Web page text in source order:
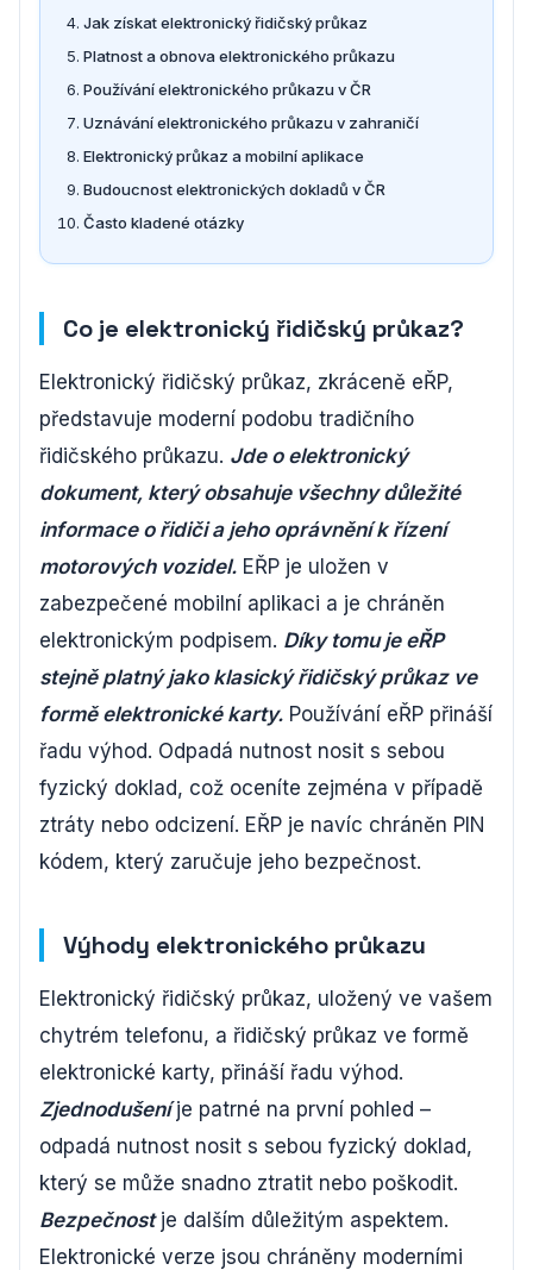
Jak získat elektronický řidičský průkaz
Platnost a obnova elektronického průkazu
Používání elektronického průkazu v ČR
Uznávání elektronického průkazu v zahraničí
Elektronický průkaz a mobilní aplikace
Budoucnost elektronických dokladů v ČR
Často kladené otázky
Co je elektronický řidičský průkaz?
Elektronický řidičský průkaz, zkráceně eŘP,
představuje moderní podobu tradičního
řidičského průkazu. Jde o elektronický
dokument, který obsahuje všechny důležité
informace o řidiči a jeho oprávnění k řízení
motorových vozidel. EŘP je uložen v
zabezpečené mobilní aplikaci a je chráněn
elektronickým podpisem. Díky tomu je eŘP
stejně platný jako klasický řidičský průkaz ve
formě elektronické karty. Používání eŘP přináší
řadu výhod. Odpadá nutnost nosit s sebou
fyzický doklad, což oceníte zejména v případě
ztráty nebo odcizení. EŘP je navíc chráněn PIN
kódem, který zaručuje jeho bezpečnost.
Výhody elektronického průkazu
Elektronický řidičský průkaz, uložený ve vašem
chytrém telefonu, a řidičský průkaz ve formě
elektronické karty, přináší řadu výhod.
Zjednodušeníje patrné na první pohled –
odpadá nutnost nosit s sebou fyzický doklad,
který se může snadno ztratit nebo poškodit.
Bezpečnostje dalším důležitým aspektem.
Elektronické verze jsou chráněny moderními